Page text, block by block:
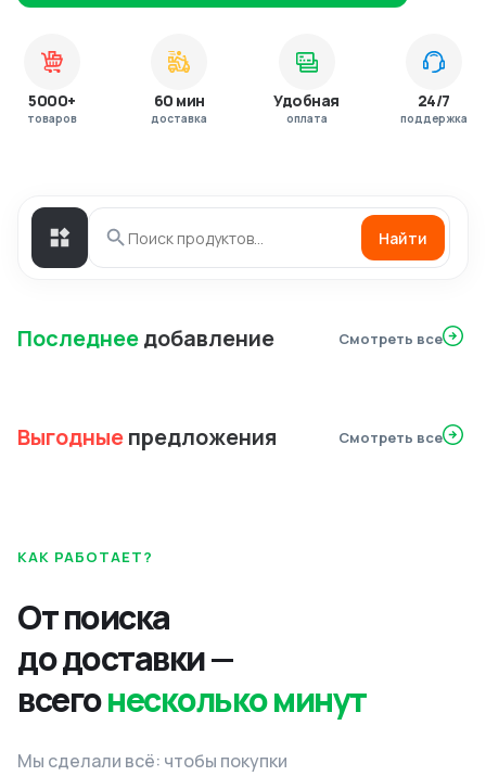
5000+
товаров
60 мин
доставка
Удобная
оплата
24/7
поддержка
Найти
Последнеедобавление Смотреть все
Выгодныепредложения Смотреть все
КАК РАБОТАЕТ?
От поиска
до доставки —
всегонесколько минут
Мы сделали всё: чтобы покупки